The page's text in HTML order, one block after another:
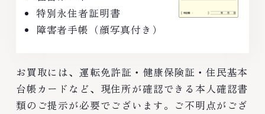
特別永住者証明書
障害者手帳（顔写真付き）
お買取には、運転免許証・健康保険証・住民基本
台帳カードなど、現住所が確認できる本人確認書
類のご提示が必要でございます。ご不明点がござ